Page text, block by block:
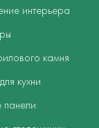
интерьера
камня
кухни
панели